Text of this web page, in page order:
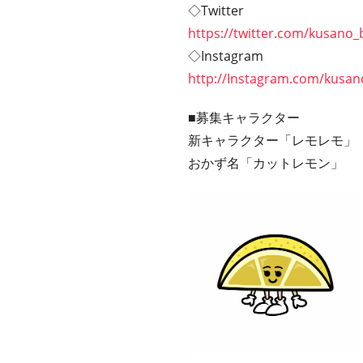
◇Twitter
https://twitter.com/
◇Instagram
http://Instagram.com/
■募集キャラクター
新キャラクター「レモレモ」
おかず名「カットレモン」